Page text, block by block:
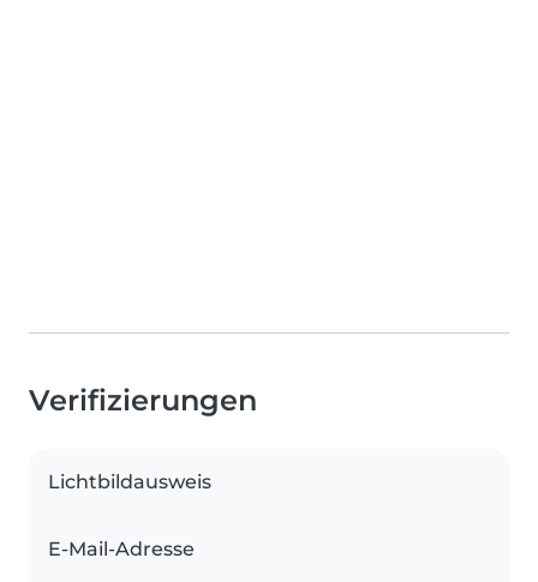
Verifizierungen
Lichtbildausweis
E-Mail-Adresse